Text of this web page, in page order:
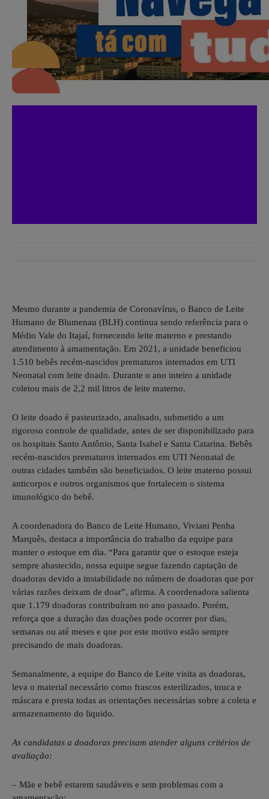
Mesmo durante a pandemia de Coronavírus, o Banco de Leite
Humano de Blumenau (BLH) continua sendo referência para o
Médio Vale do Itajaí, fornecendo leite materno e prestando
atendimento à amamentação. Em 2021, a unidade beneficiou
1.510 bebês recém-nascidos prematuros internados em UTI
Neonatal com leite doado. Durante o ano inteiro a unidade
coletou mais de 2,2 mil litros de leite materno.
O leite doado é pasteurizado, analisado, submetido a um
rigoroso controle de qualidade, antes de ser disponibilizado para
os hospitais Santo Antônio, Santa Isabel e Santa Catarina. Bebês
recém-nascidos prematuros internados em UTI Neonatal de
outras cidades também são beneficiados. O leite materno possui
anticorpos e outros organismos que fortalecem o sistema
imunológico do bebê.
A coordenadora do Banco de Leite Humano, Viviani Penha
Marquês, destaca a importância do trabalho da equipe para
manter o estoque em dia. “Para garantir que o estoque esteja
sempre abastecido, nossa equipe segue fazendo captação de
doadoras devido a instabilidade no número de doadoras que por
várias razões deixam de doar”, afirma. A coordenadora salienta
que 1.179 doadoras contribuíram no ano passado. Porém,
reforça que a duração das doações pode ocorrer por dias,
semanas ou até meses e que por este motivo estão sempre
precisando de mais doadoras.
Semanalmente, a equipe do Banco de Leite visita as doadoras,
leva o material necessário como frascos esterilizados, touca e
máscara e presta todas as orientações necessárias sobre a coleta e
armazenamento do liquido.
As candidatas a doadoras precisam atender alguns critérios de
avaliação:
– Mãe e bebê estarem saudáveis e sem problemas com a